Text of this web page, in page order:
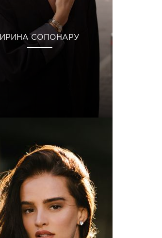
ИРИНА СОПОНАРУ